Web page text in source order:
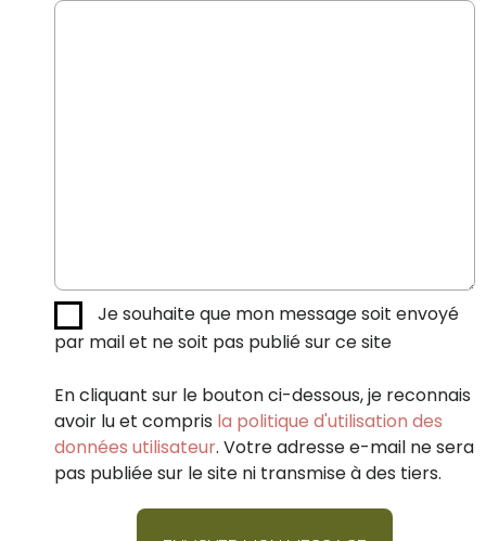
Je souhaite que mon message soit envoyé
par mail et ne soit pas publié sur ce site
En cliquant sur le bouton ci-dessous, je reconnais
avoir lu et compris la politique d'utilisation des
données utilisateur. Votre adresse e-mail ne sera
pas publiée sur le site ni transmise à des tiers.